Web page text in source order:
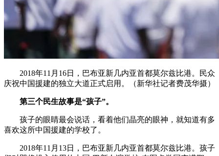
2018年11月16日，巴布亚新几内亚首都莫尔兹比港。民众
庆祝中国援建的独立大道正式启用。（新华社记者费茂华摄）
第三个民生故事是“孩子”。
孩子的眼睛最会说话，看着他们晶亮的眼神，就知道有多
喜欢这所中国援建的学校了。
2018年11月13日，巴布亚新几内亚首都莫尔兹比港。孩子